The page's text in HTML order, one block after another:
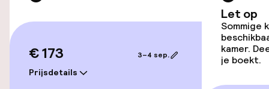
Restaurant
Bar
€ 173
Prijsdetails
3–4 sep.
Let op
Sommige
kamer.
je boekt.